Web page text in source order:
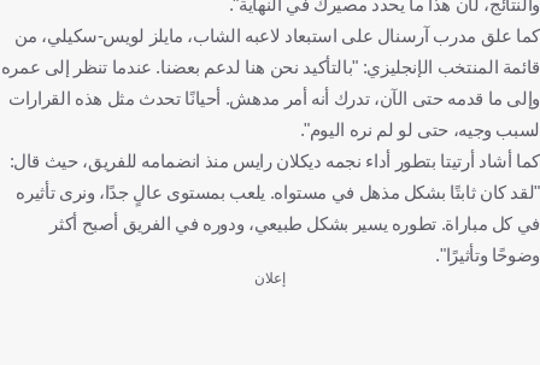
كما علق مدرب آرسنال على استبعاد لاعبه الشاب، مايلز لويس-سكيلي، من
قائمة المنتخب الإنجليزي: "بالتأكيد نحن هنا لدعم بعضنا. عندما تنظر إلى عمره
وإلى ما قدمه حتى الآن، تدرك أنه أمر مدهش. أحيانًا تحدث مثل هذه القرارات
لسبب وجيه، حتى لو لم نره اليوم".
كما أشاد أرتيتا بتطور أداء نجمه ديكلان رايس منذ انضمامه للفريق، حيث قال:
"لقد كان ثابتًا بشكل مذهل في مستواه. يلعب بمستوى عالٍ جدًا، ونرى تأثيره
في كل مباراة. تطوره يسير بشكل طبيعي، ودوره في الفريق أصبح أكثر
وضوحًا وتأثيرًا".
إعلان